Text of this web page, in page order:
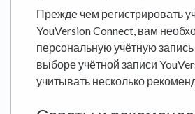
Прежде чем регистрировать
YouVersion Connect, вам
персональную учётную
выборе учётной записи
учитывать несколько